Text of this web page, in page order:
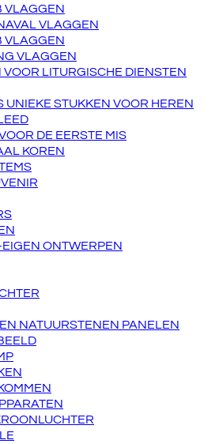
VLAGGEN
VLAGGEN
VLAGGEN
VLAGGEN
LITURGISCHE DIENSTEN
UNIEKE STUKKEN VOOR HEREN
DE EERSTE MIS
KOREN
ONTWERPEN
NATUURSTENEN PANELEN